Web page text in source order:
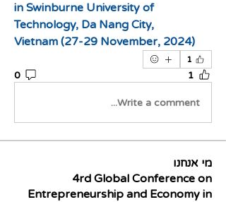
in Swinburne University of
Technology, Da Nang City,
Vietnam (27-29 November, 2024)
1
1
0
Write a comment...
מי אנחנו
4rd Global Conference on
Entrepreneurship and Economy in